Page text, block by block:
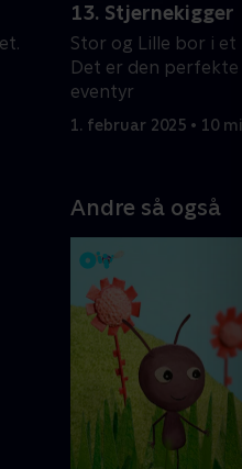
13. Stjernekigger
Stor og Lille bor i et
Det er den perfekte
eventyr
1. februar 2025 • 10
Andre så også